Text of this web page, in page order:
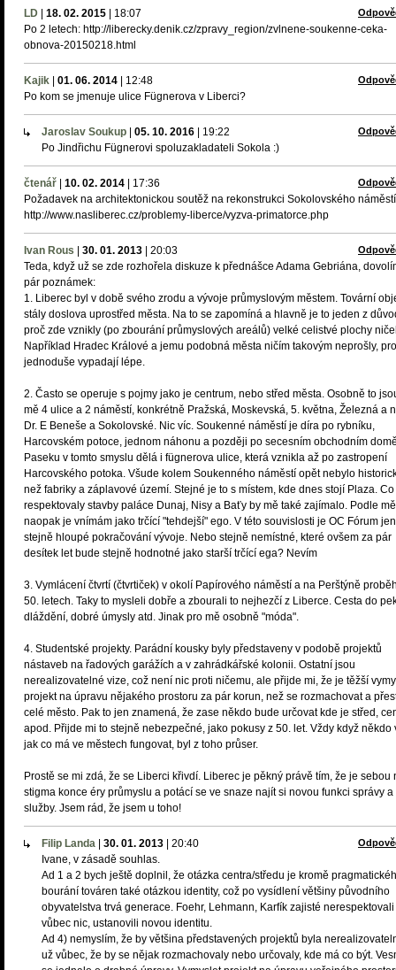
LD 18. 02. 2015 18:07
Po 2 letech: http://liberecky.denik.cz/zpravy_region/zvlnene-soukenne-ceka-
obnova-20150218.html
Kajik 01. 06. 2014 12:48
Po kom se jmenuje ulice Fügnerova v Liberci?
Jaroslav Soukup 05. 10. 2016 19:22
Po Jindřichu Fügnerovi spoluzakladateli Sokola :)
čtenář 10. 02. 2014 17:36
Požadavek na architektonickou soutěž na rekonstrukci Sokolovského
http://www.nasliberec.cz/problemy-liberce/vyzva-primatorce.php
Ivan Rous 30. 01. 2013 20:03
Teda, když už se zde rozhořela diskuze k přednášce Adama Gebriána,
pár poznámek:
1. Liberec byl v době svého zrodu a vývoje průmyslovým městem. Tovární
stály doslova uprostřed města. Na to se zapomíná a hlavně je to jeden z
proč zde vznikly (po zbourání průmyslových areálů) velké celistvé plochy
Například Hradec Králové a jemu podobná města ničím takovým neprošly,
jednoduše vypadají lépe.
2. Často se operuje s pojmy jako je centrum, nebo střed města. Osobně to
mě 4 ulice a 2 náměstí, konkrétně Pražská, Moskevská, 5. května, Železná a
Dr. E Beneše a Sokolovské. Nic víc. Soukenné náměstí je díra po rybníku,
Harcovském potoce, jednom náhonu a později po secesním obchodním
Paseku v tomto smyslu dělá i fügnerova ulice, která vznikla až po zastropení
Harcovského potoka. Všude kolem Soukenného náměstí opět nebylo
než fabriky a záplavové území. Stejné je to s místem, kde dnes stojí Plaza. Co
respektovaly stavby paláce Dunaj, Nisy a Baťy by mě také zajímalo. Podle
naopak je vnímám jako trčící "tehdejší" ego. V této souvislosti je OC Fórum jen
stejně hloupé pokračování vývoje. Nebo stejně nemístné, které ovšem za pár
desítek let bude stejně hodnotné jako starší trčící ega? Nevím
3. Vymlácení čtvrtí (čtvrtiček) v okolí Papírového náměstí a na Perštýně
50. letech. Taky to mysleli dobře a zbourali to nejhezčí z Liberce. Cesta do
dláždění, dobré úmysly atd. Jinak pro mě osobně "móda".
4. Studentské projekty. Parádní kousky byly představeny v podobě projektů
nástaveb na řadových garážích a v zahrádkářské kolonii. Ostatní jsou
nerealizovatelné vize, což není nic proti ničemu, ale přijde mi, že je těžší
projekt na úpravu nějakého prostoru za pár korun, než se rozmachovat a
celé město. Pak to jen znamená, že zase někdo bude určovat kde je střed,
apod. Přijde mi to stejně nebezpečné, jako pokusy z 50. let. Vždy když někdo
jak co má ve městech fungovat, byl z toho průser.
Prostě se mi zdá, že se Liberci křivdí. Liberec je pěkný právě tím, že je sebou
stigma konce éry průmyslu a potácí se ve snaze najít si novou funkci správy a
služby. Jsem rád, že jsem u toho!
Filip Landa 30. 01. 2013 20:40
Ivane, v zásadě souhlas.
Ad 1 a 2 bych ještě doplnil, že otázka centra/středu je kromě
bourání továren také otázkou identity, což po vysídlení většiny původního
obyvatelstva trvá generace. Foehr, Lehmann, Karfík zajisté nerespektovali
vůbec nic, ustanovili novou identitu.
Ad 4) nemyslím, že by většina představených projektů byla
už vůbec, že by se nějak rozmachovaly nebo určovaly, kde má co být.